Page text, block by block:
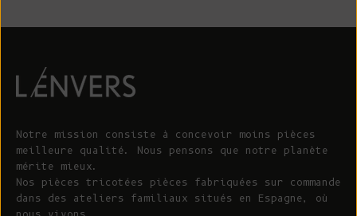
Notre mission consiste à concevoir moins pièces
meilleure qualité. Nous pensons que notre planète
mérite mieux.
Nos pièces tricotées pièces fabriquées sur commande
dans des ateliers familiaux situés en Espagne, où